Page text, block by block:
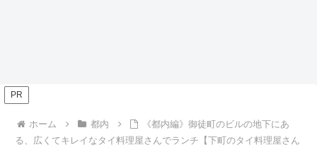
PR
ホーム 都内
《都内編》御徒町のビルの地下にあ
る、広くてキレイなタイ料理屋さんでランチ【下町のタイ料理屋さん